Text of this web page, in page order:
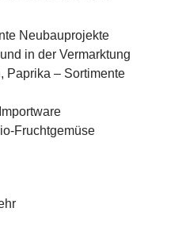
Neubauprojekte
in der Vermarktung
Paprika – Sortimente
Fruchtgemüse